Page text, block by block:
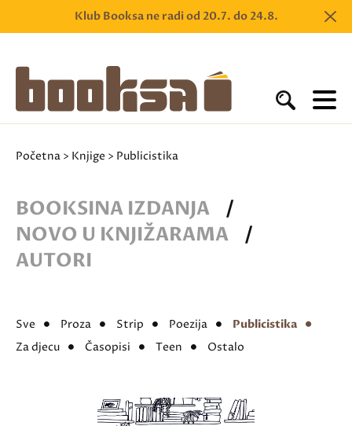
Klub Booksa ne radi od 20.7. do 24.8.
Početna > Knjige > Publicistika
BOOKSINA IZDANJA
/
NOVO U KNJIŽARAMA
/
AUTORI
Sve Proza Strip Poezija
Publicistika
Za djecu
Časopisi Teen Ostalo